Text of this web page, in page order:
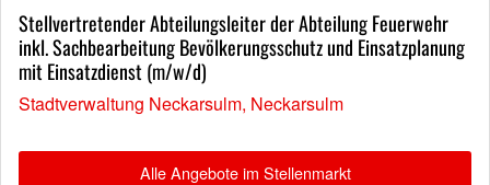
Stellvertretender Abteilungsleiter der Abteilung Feuerwehr
inkl. Sachbearbeitung Bevölkerungsschutz und Einsatzplanung
mit Einsatzdienst (m/w/d)
Stadtverwaltung Neckarsulm, Neckarsulm
Alle Angebote im Stellenmarkt